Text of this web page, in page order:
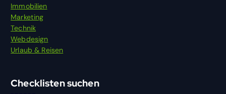
Immobilien
Marketing
Technik
Webdesign
Urlaub & Reisen
Checklisten suchen